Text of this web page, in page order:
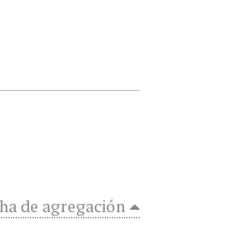
de agregación